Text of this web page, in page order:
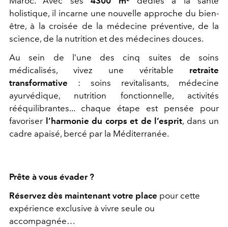
holistique, il incarne une nouvelle approche du bien-
être, à la croisée de la médecine préventive, de la
science, de la nutrition et des médecines douces.
Au sein de l’une des cinq suites de soins
médicalisés, vivez une véritable retraite
transformative : soins revitalisants, médecine
ayurvédique, nutrition fonctionnelle,
activités
rééquilibrantes... chaque étape est pensée pour
favoriser l’harmonie du corps et de l’esprit, dans un
cadre apaisé, bercé par la Méditerranée.
Prête à vous évader ?
Réservez dès maintenant votre place pour cette
expérience exclusive à vivre seule ou
accompagnée…